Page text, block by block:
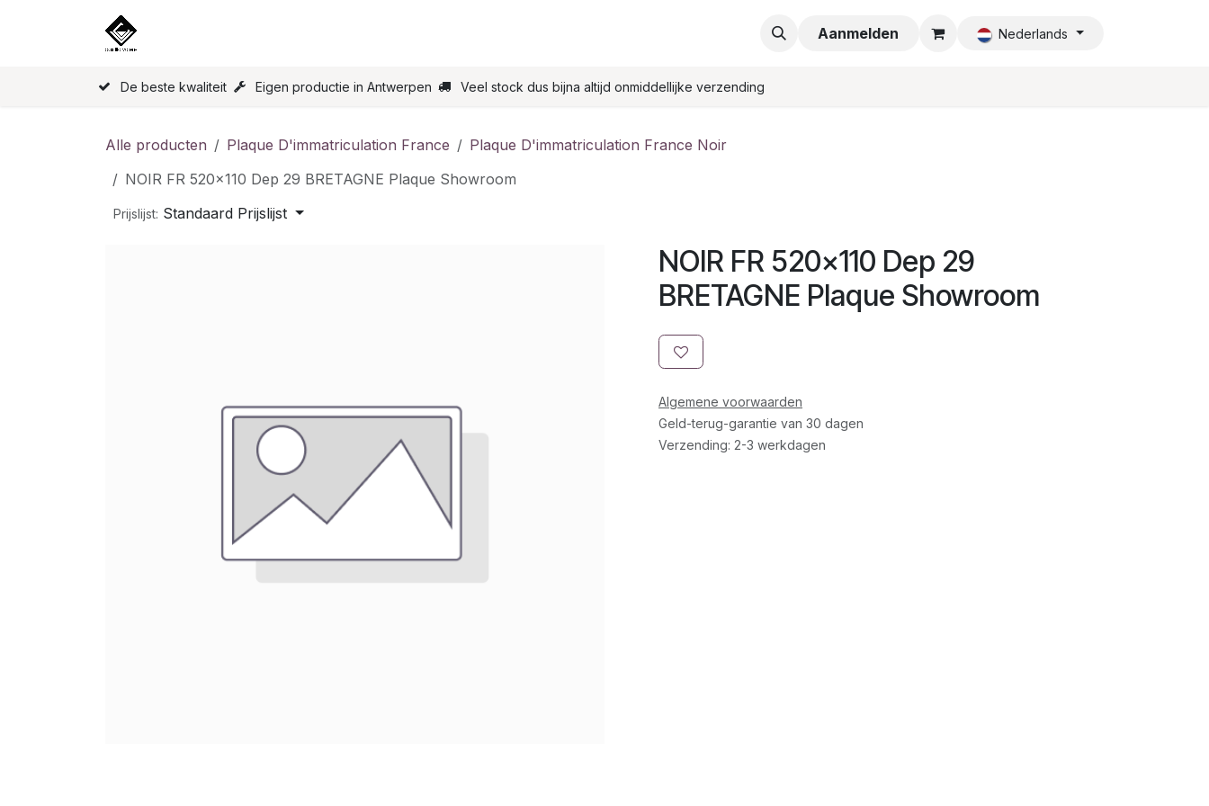
Startpagina Aanmelden Nederlands
De beste kwaliteit Eigen productie in Antwerpen Veel stock dus bijna altijd onmiddellijke verzending
Alle producten Plaque D'immatriculation France
Plaque D'immatriculation France Noir
NOIR FR 520x110 Dep 29 BRETAGNE Plaque Showroom
Prijslijst: Standaard Prijslijst
NOIR FR 520x110 Dep 29
BRETAGNE Plaque Showroom
Algemene voorwaarden
Geld-terug-garantie van 30 dagen
Verzending: 2-3 werkdagen